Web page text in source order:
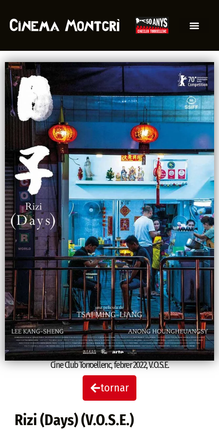
Cine Club Torroellenc,febrer 2022,V.O.S.E.
tornar
Rizi (Days) (V.O.S.E.)